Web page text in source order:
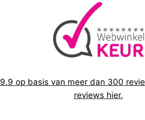
9.9 op basis van meer dan 300
reviews hier.